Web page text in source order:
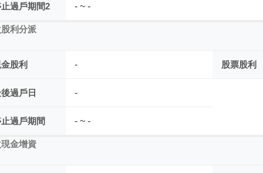
過戶期間2 - ~ -
利分派
股利 - 股票股利
過戶日 -
過戶期間 - ~ -
金增資